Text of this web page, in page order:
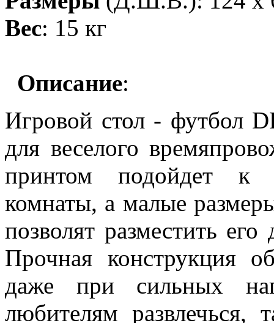
Вес: 15 кг
Описание:
Игровой стол - футбол
для веселого
принтом подойдет к
комнаты, а малые
позволят разместить
Прочная конструкция
даже при сильных
любителям развлечься,